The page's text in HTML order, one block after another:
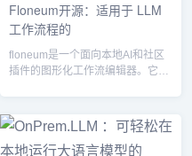
Floneum开源：适用于 LLM
工作流程的
floneum是一个面向本地AI和社区
插件的图形化工作流编辑器。它提